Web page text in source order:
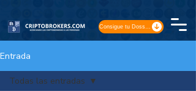
Consigue tu Dossier
Entrada
Todas las entradas